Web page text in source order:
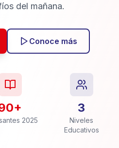
del mañana.
Conoce más
2025
3
Niveles
Educativos